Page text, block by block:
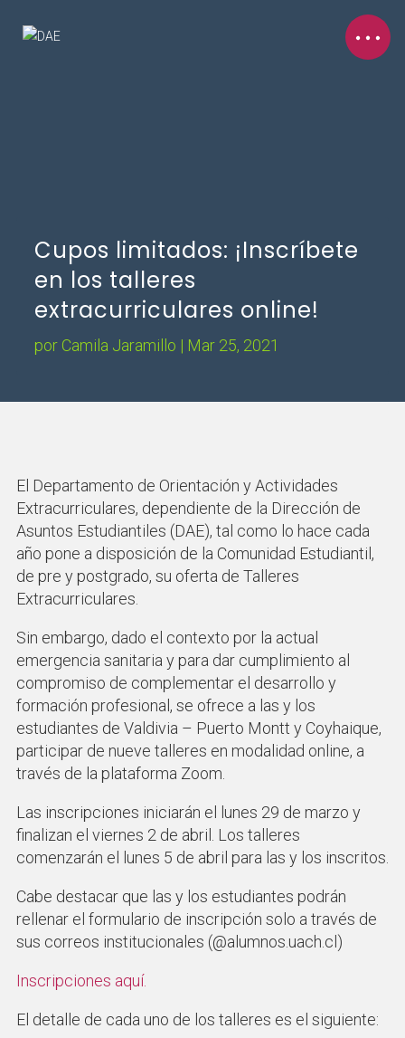
Cupos limitados: ¡Inscríbete
en los talleres
extracurriculares online!
por Camila Jaramillo | Mar 25, 2021
El Departamento de Orientación y Actividades
Extracurriculares, dependiente de la Dirección de
Asuntos Estudiantiles (DAE), tal como lo hace cada
año pone a disposición de la Comunidad Estudiantil,
de pre y postgrado, su oferta de Talleres
Extracurriculares.
Sin embargo, dado el contexto por la actual
emergencia sanitaria y para dar cumplimiento al
compromiso de complementar el desarrollo y
formación profesional, se ofrece a las y los
estudiantes de Valdivia – Puerto Montt y Coyhaique,
participar de nueve talleres en modalidad online, a
través de la plataforma Zoom.
Las inscripciones iniciarán el lunes 29 de marzo y
finalizan el viernes 2 de abril. Los talleres
comenzarán el lunes 5 de abril para las y los inscritos.
Cabe destacar que las y los estudiantes podrán
rellenar el formulario de inscripción solo a través de
sus correos institucionales (@alumnos.uach.cl)
Inscripciones aquí.
El detalle de cada uno de los talleres es el siguiente: